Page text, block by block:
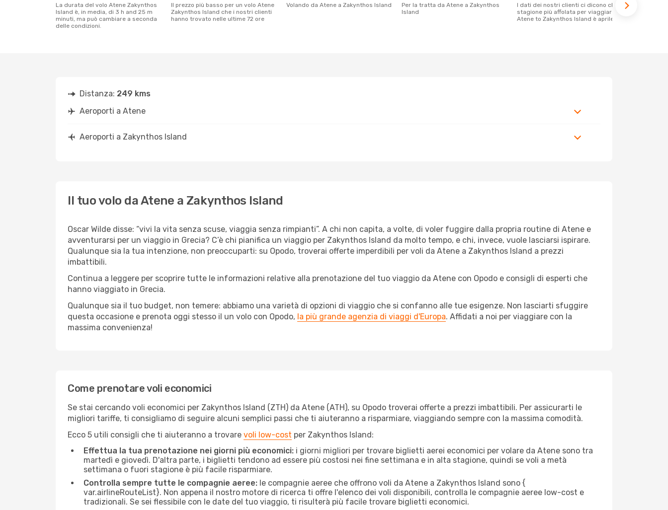
La durata del volo Atene Zakynthos
Island è, in media, di 3 h and 25 m
minuti, ma può cambiare a seconda
delle condizioni.
Il prezzo più basso per un volo Atene
Zakynthos Island che i nostri clienti
hanno trovato nelle ultime 72 ore
Volando da Atene a Zakynthos Island
Per la tratta da Atene a Zakynthos
Island
I dati dei nostri clienti ci dicono che la
stagione più affolata per viaggiare da
Atene to Zakynthos Island è aprile
Distanza: 249 kms
Aeroporti a Atene
Aeroporti a Zakynthos Island
Il tuo volo da Atene a Zakynthos Island
Oscar Wilde disse: “vivi la vita senza scuse, viaggia senza rimpianti”. A chi non capita, a volte, di voler fuggire dalla propria routine di Atene e
avventurarsi per un viaggio in Grecia? C’è chi pianifica un viaggio per Zakynthos Island da molto tempo, e chi, invece, vuole lasciarsi ispirare.
Qualunque sia la tua intenzione, non preoccuparti: su Opodo, troverai offerte imperdibili per voli da Atene a Zakynthos Island a prezzi
imbattibili.
Continua a leggere per scoprire tutte le informazioni relative alla prenotazione del tuo viaggio da Atene con Opodo e consigli di esperti che
hanno viaggiato in Grecia.
Qualunque sia il tuo budget, non temere: abbiamo una varietà di opzioni di viaggio che si confanno alle tue esigenze. Non lasciarti sfuggire
questa occasione e prenota oggi stesso il un volo con Opodo, la più grande agenzia di viaggi d'Europa. Affidati a noi per viaggiare con la
massima convenienza!
Come prenotare voli economici
Se stai cercando voli economici per Zakynthos Island (ZTH) da Atene (ATH), su Opodo troverai offerte a prezzi imbattibili. Per assicurarti le
migliori tariffe, ti consigliamo di seguire alcuni semplici passi che ti aiuteranno a risparmiare, viaggiando sempre con la massima comodità.
Ecco 5 utili consigli che ti aiuteranno a trovare voli low-cost per Zakynthos Island:
Effettua la tua prenotazione nei giorni più economici: i giorni migliori per trovare biglietti aerei economici per volare da Atene sono tra
martedì e giovedì. D'altra parte, i biglietti tendono ad essere più costosi nei fine settimana e in alta stagione, quindi se voli a metà
settimana o fuori stagione è più facile risparmiare.
Controlla sempre tutte le compagnie aeree: le compagnie aeree che offrono voli da Atene a Zakynthos Island sono {​
var.airlineRouteList}. Non appena il nostro motore di ricerca ti offre l'elenco dei voli disponibili, controlla le compagnie aeree low-cost e
tradizionali. Se sei flessibile con le date del tuo viaggio, ti risulterà più facile trovare biglietti economici.